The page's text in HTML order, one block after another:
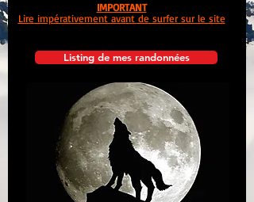
Listing de mes randonnées
IMPORTANT
Lire impérativement avant de surfer sur le site